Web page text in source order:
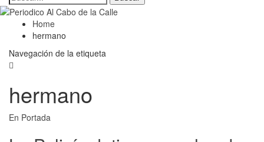
Home
hermano
Navegación de la etiqueta
hermano
En Portada